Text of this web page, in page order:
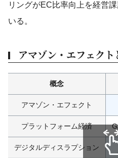
リングがEC比率向上を経営
いる。
アマゾン・エフェク
概念
アマゾン・エフェクト
プラットフォーム経済
デジタルディスラプション